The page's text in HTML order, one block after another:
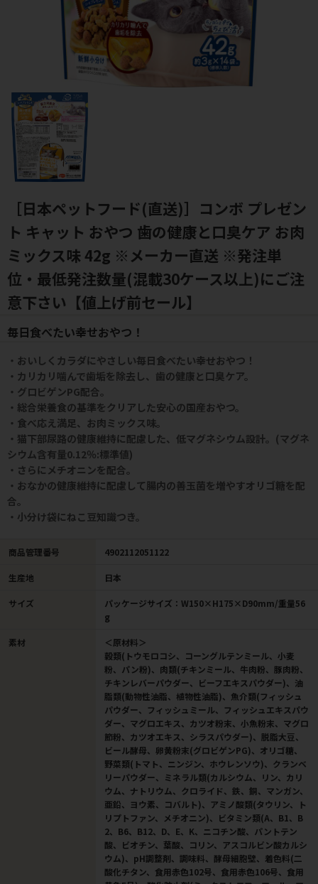
［日本ペットフード(直送)］コンボ プレゼン
ト キャット おやつ 歯の健康と口臭ケア お肉
ミックス味 42g ※メーカー直送 ※発注単
位・最低発注数量(混載30ケース以上)にご注
意下さい【値上げ前セール】
毎日食べたい幸せおやつ！
・おいしくカラダにやさしい毎日食べたい幸せおやつ！
・カリカリ噛んで歯垢を除去し、歯の健康と口臭ケア。
・グロビゲンPG配合。
・総合栄養食の基準をクリアした安心の国産おやつ。
・食べ応え満足、お肉ミックス味。
・猫下部尿路の健康維持に配慮した、低マグネシウム設計。(マグネ
シウム含有量0.12％:標準値)
・さらにメチオニンを配合。
・おなかの健康維持に配慮して腸内の善玉菌を増やすオリゴ糖を配
合。
・小分け袋にねこ豆知識つき。
商品管理番号 4902112051122
生産地 日本
サイズ
パッケージサイズ：W150×H175×D90mm/重量56
g
素材
＜原材料＞
穀類(トウモロコシ、コーングルテンミール、小麦
粉、パン粉)、肉類(チキンミール、牛肉粉、豚肉粉、
チキンレバーパウダー、ビーフエキスパウダー)、油
脂類(動物性油脂、植物性油脂)、魚介類(フィッシュ
パウダー、フィッシュミール、フィッシュエキスパウ
ダー、マグロエキス、カツオ粉末、小魚粉末、マグロ
節粉、カツオエキス、シラスパウダー)、脱脂大豆、
ビール酵母、卵黄粉末(グロビゲンPG)、オリゴ糖、
野菜類(トマト、ニンジン、ホウレンソウ)、クランベ
リーパウダー、ミネラル類(カルシウム、リン、カリ
ウム、ナトリウム、クロライド、鉄、銅、マンガン、
亜鉛、ヨウ素、コバルト)、アミノ酸類(タウリン、ト
リプトファン、メチオニン)、ビタミン類(A、B1、B
2、B6、B12、D、E、K、ニコチン酸、パントテン
酸、ビオチン、葉酸、コリン、アスコルビン酸カルシ
ウム)、pH調整剤、調味料、酵母細胞壁、着色料(二
酸化チタン、食用赤色102号、食用赤色106号、食用